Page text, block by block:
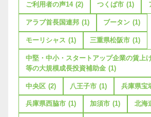
ご利用者の声14 (2) つくば市 (1)
アラブ首長国連邦 (1) ブータン (1)
モーリシャス (1) 三重県松阪市 (1)
中堅・中小・スタートアップ企業の賃上
等の大規模成長投資補助金 (1)
中央区 (2) 八王子市 (1) 兵庫県宝
兵庫県西脇市 (1) 加須市 (1) 北海